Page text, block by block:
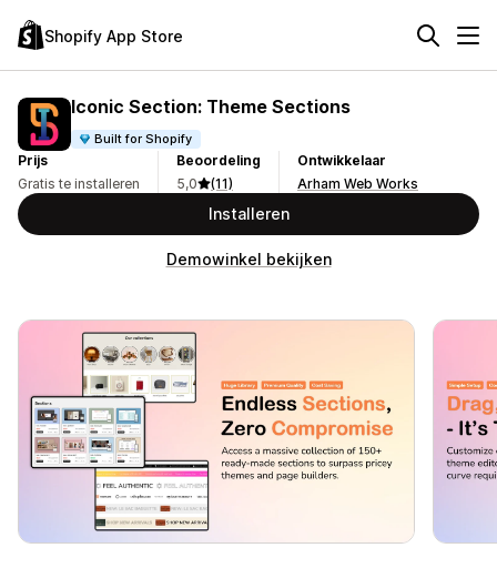
Shopify App Store
Iconic Section: Theme Sections
Built for Shopify
Prijs
Gratis te installeren
Beoordeling
5,0
(11)
Ontwikkelaar
Arham Web Works
Installeren
Demowinkel bekijken